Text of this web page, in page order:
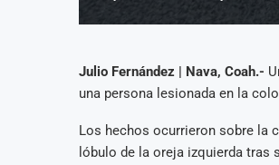
Julio Fernández | Nava, Coah.-
una persona lesionada en la
Los hechos ocurrieron sobre la
lóbulo de la oreja izquierda tras